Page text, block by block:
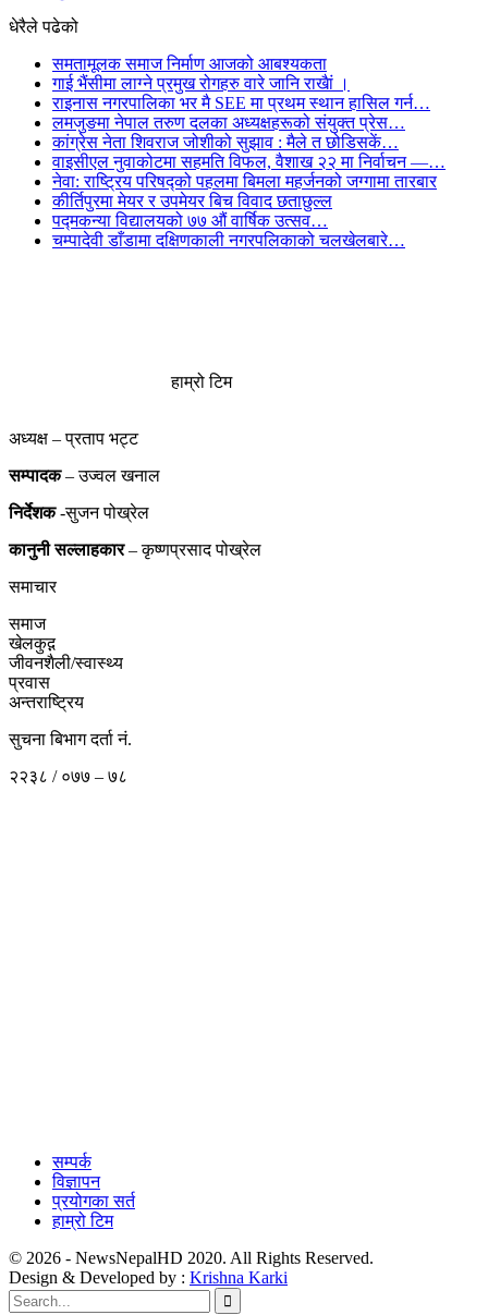
धेरैले पढेको
समतामूलक समाज निर्माण आजको आबश्यकता
गाई भैंसीमा लाग्ने प्रमुख रोगहरु वारे जानि राखैां ।
राइनास नगरपालिका भर मै SEE मा प्रथम स्थान हासिल गर्न…
लमजुङमा नेपाल तरुण दलका अध्यक्षहरूको संयुक्त प्रेस…
कांग्रेस नेता शिवराज जोशीको सुझाव : मैले त छोडिसकें…
वाइसीएल नुवाकोटमा सहमति विफल, वैशाख २२ मा निर्वाचन —…
नेवा: राष्ट्रिय परिषद्को पहलमा बिमला महर्जनको जग्गामा तारबार
कीर्तिपुरमा मेयर र उपमेयर बिच विवाद छताछुल्ल
पद्मकन्या विद्यालयको ७७ औं ‌‌वार्षिक ‌उत्सव…
चम्पादेवी डाँडामा दक्षिणकाली नगरपलिकाको चलखेलबारे…
हाम्रो टिम
अध्यक्ष – प्रताप भट्ट
सम्पादक– उज्वल खनाल
निर्देशक-सुजन पोख्रेल
कानुनी सल्लाहकार– कृष्णप्रसाद पोख्रेल
समाचार
समाज
खेलकुद़़
जीवनशैली/स्वास्थ्य
प्रवास
अन्तराष्ट्रिय
सुचना बिभाग दर्ता नं.
२२३८ / ०७७ – ७८
सम्पर्क
विज्ञापन
प्रयोगका सर्त
हाम्रो टिम
© 2026 - NewsNepalHD 2020. All Rights Reserved.
Design & Developed by : Krishna Karki